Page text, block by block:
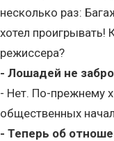
несколько раз:
хотел
режиссера?
- Лошадей не
- Нет. По-прежнему
общественных
- Теперь об